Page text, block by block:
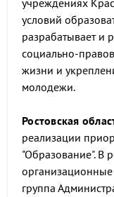
учреждениях
условий
разрабатывает и
социально-
жизни и
молодежи.
Ростовская
реализации
"Образование". В
группа